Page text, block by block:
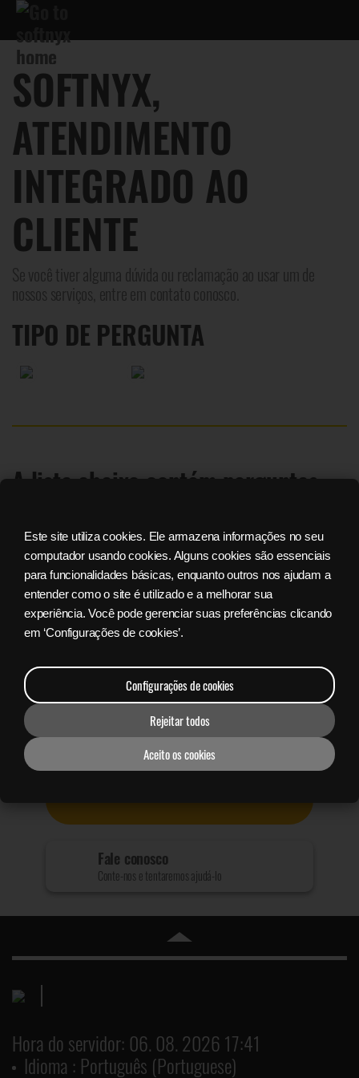
Este site utiliza cookies. Ele armazena informações no seu
computador usando cookies. Alguns cookies são essenciais
para funcionalidades básicas, enquanto outros nos ajudam a
entender como o site é utilizado e a melhorar sua
experiência. Você pode gerenciar suas preferências clicando
em ‘Configurações de cookies’.
Configurações de cookies
Rejeitar todos
Aceito os cookies
SOFTNYX,
ATENDIMENTO
INTEGRADO AO
CLIENTE
Se você tiver alguma dúvida ou reclamação ao usar um de
nossos serviços, entre em contato conosco.
TIPO DE PERGUNTA
A lista abaixo contém perguntas
imediata.
Precisa de mais ajuda?
Fale conosco
Conte-nos e tentaremos ajudá-lo
Hora do servidor: 06. 08. 2026 17:41
Idioma : Português (Portuguese)